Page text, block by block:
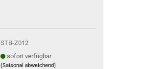
STB-Z012
sofort verfügbar
(Saisonal abweichend)